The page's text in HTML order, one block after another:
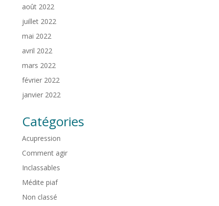
août 2022
juillet 2022
mai 2022
avril 2022
mars 2022
février 2022
janvier 2022
Catégories
Acupression
Comment agir
Inclassables
Médite piaf
Non classé